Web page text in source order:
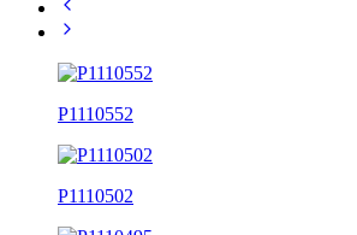
P1110552
P1110502